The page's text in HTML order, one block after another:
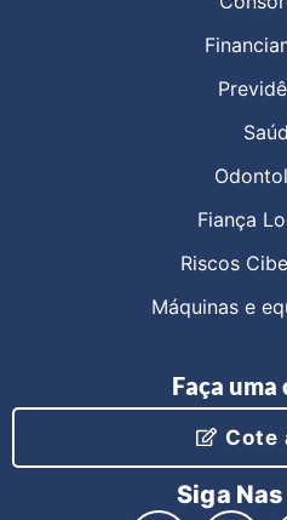
Fiança
Riscos
Máquinas e
Faça uma
Cote
Siga